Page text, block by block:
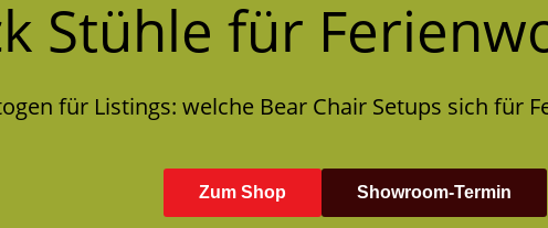
Stühle für
für Listings: welche Bear Chair Setups sich für
Zum Shop Showroom-Termin